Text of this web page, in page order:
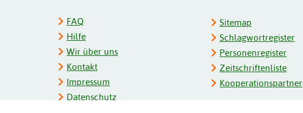
FAQ
Hilfe
Wir über uns
Kontakt
Impressum
Datenschutz
Sitemap
Schlagwortregister
Personenregister
Zeitschriftenliste
Kooperationspartner